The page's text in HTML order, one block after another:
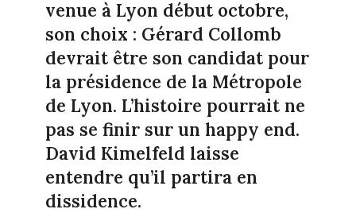
venue à Lyon début octobre,
son choix : Gérard Collomb
devrait être son candidat pour
la présidence de la Métropole
de Lyon. L’histoire pourrait ne
pas se finir sur un happy end.
David Kimelfeld laisse
entendre qu’il partira en
dissidence.